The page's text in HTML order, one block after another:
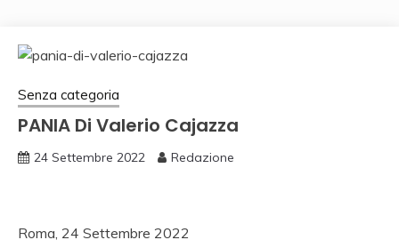
Senza categoria
PANIA Di Valerio Cajazza
24 Settembre 2022 Redazione
Roma, 24 Settembre 2022